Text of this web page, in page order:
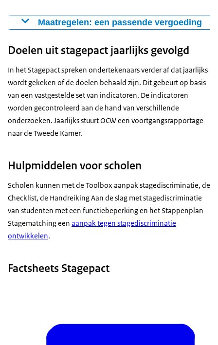
ondersteuning en nazorg. En scholen zorgen er
vinden en gebruiken.
met een eerstejaars beroepsopleidende leerweg
(bol) met ten minste 1 onderwijsteam met
stagematching. Zie ook het Stappenplan
Stagematching.
Goede afhandeling van meldingen. Om
Scholen volgen daarom meldingen van discriminatie
door studenten op en melden deze wanneer de
student dat zelf wil. Scholen:
ontwikkelen een regionale werkwijze hoe ze met
de meldingen aan de slag gaan, en hoe ze
jaarlijks anoniem door aan OCW.
sollicitatieprocedure of ‘klikgesprek’ tussen de
student en een leerbedrijf. Of een stageplaats
Maatregelen: een passende vergoeding
realiseren spreken alle ondertekenaars het volgende af:
Alle studenten krijgen vanaf 2023 een passende
onkostenvergoeding.
Bol-studenten ontvangen een passende
stagevergoeding. De Stichting van de Arbeid gaf de
Doelen uit stagepact jaarlijks gevolgd
In het Stagepact spreken ondertekenaars verder af dat jaarlijks
wordt gekeken of de doelen behaald zijn. Dit gebeurt op basis
van een vastgestelde set van indicatoren. De indicatoren
worden gecontroleerd aan de hand van verschillende
onderzoeken. Jaarlijks stuurt OCW een voortgangsrapportage
naar de Tweede Kamer.
Hulpmiddelen voor scholen
Scholen kunnen met de Toolbox aanpak stagediscriminatie, de
Checklist, de Handreiking Aan de slag met stagediscriminatie
van studenten met een functiebeperking en het Stappenplan
Stagematching een aanpak tegen stagediscriminatie
ontwikkelen.
Factsheets Stagepact